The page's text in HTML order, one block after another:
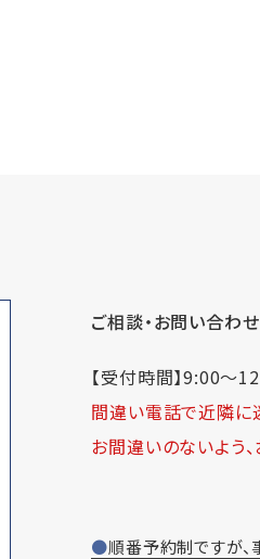
ご相談・お問い合わせ
【受付時間】9:00～
間違い電話で近隣に
お間違いのないよう、
●順番予約制ですが